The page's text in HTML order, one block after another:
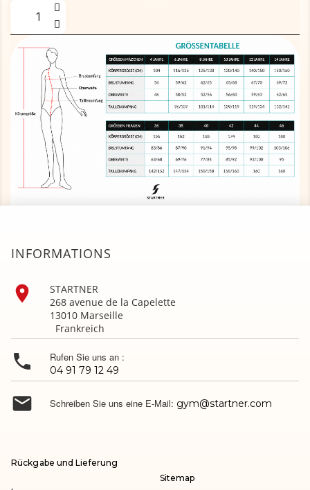
INFORMATIONS

STARTNER
268 avenue de la Capelette
13010 Marseille
Frankreich
 Rufen Sie uns an :
04 91 79 12 49
 Schreiben Sie uns eine E-Mail: gym@startner.com
Rückgabe und Lieferung
Sitemap